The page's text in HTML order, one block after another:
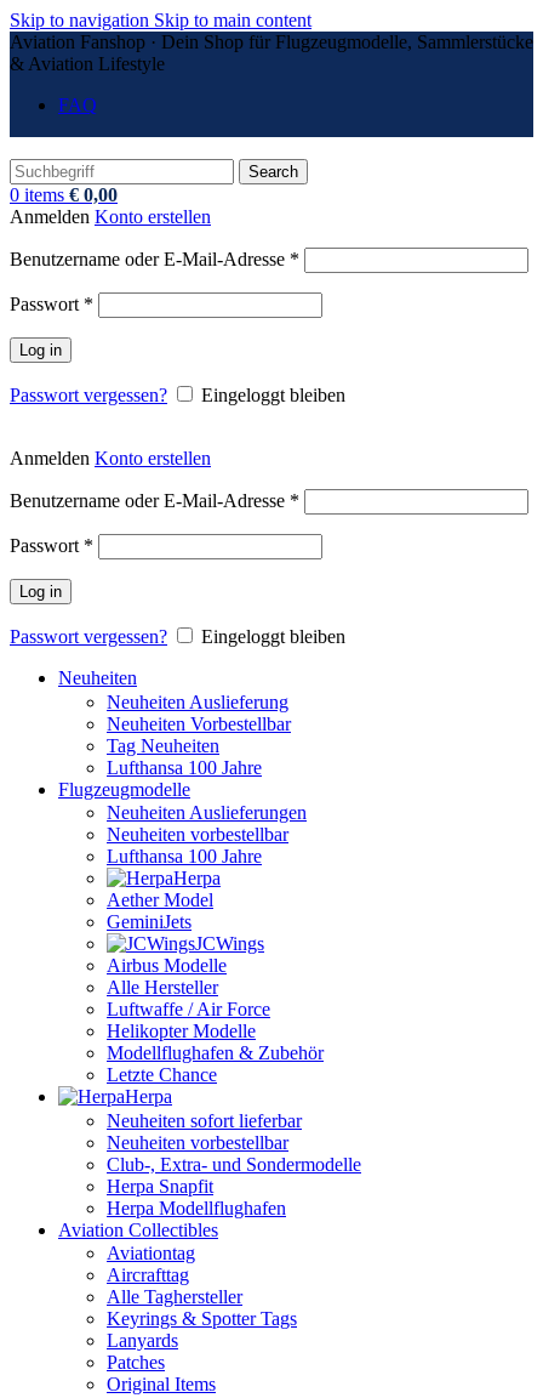
Skip to navigation Skip to main content
Aviation Fanshop · Dein Shop für Flugzeugmodelle, Sammlerstücke
& Aviation Lifestyle
FAQ
Search
0 items € 0,00
Anmelden Konto erstellen
Benutzername oder E-Mail-Adresse *
Passwort *
Log in
Passwort vergessen? Eingeloggt bleiben
Anmelden Konto erstellen
Benutzername oder E-Mail-Adresse *
Passwort *
Log in
Passwort vergessen?
Eingeloggt bleiben
Neuheiten
Neuheiten Auslieferung
Neuheiten Vorbestellbar
Tag Neuheiten
Lufthansa 100 Jahre
Flugzeugmodelle
Neuheiten Auslieferungen
Neuheiten vorbestellbar
Lufthansa 100 Jahre
Herpa
Aether Model
GeminiJets
JCWings
Airbus Modelle
Alle Hersteller
Luftwaffe / Air Force
Helikopter Modelle
Modellflughafen & Zubehör
Letzte Chance
Herpa
Neuheiten sofort lieferbar
Neuheiten vorbestellbar
Club-, Extra- und Sondermodelle
Herpa Snapfit
Herpa Modellflughafen
Aviation Collectibles
Aviationtag
Aircrafttag
Alle Taghersteller
Keyrings & Spotter Tags
Lanyards
Patches
Original Items